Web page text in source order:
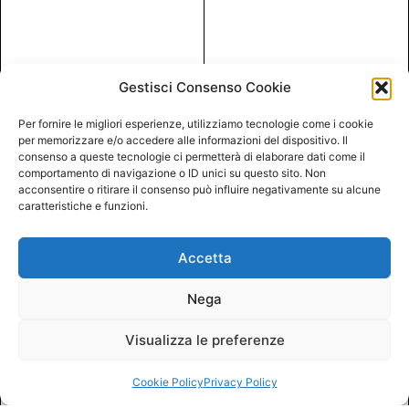
Gestisci Consenso Cookie
Per fornire le migliori esperienze, utilizziamo tecnologie come i cookie
per memorizzare e/o accedere alle informazioni del dispositivo. Il
consenso a queste tecnologie ci permetterà di elaborare dati come il
comportamento di navigazione o ID unici su questo sito. Non
acconsentire o ritirare il consenso può influire negativamente su alcune
caratteristiche e funzioni.
Accetta
Nega
Visualizza le preferenze
Cookie PolicyPrivacy Policy